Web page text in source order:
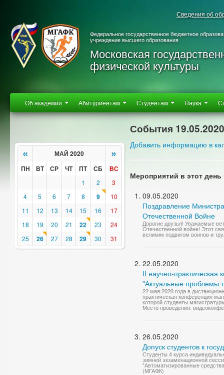
Сведения об
Федеральное государственное бюджетное
учреждение высшего образования
Московская
физической культуры
Об академии Абитуриентам Студентам Наука
« МАЙ 2020 »
ПН ВТ СР ЧТ ПТ СБ ВС
1 2
3
4
5 6 7 8 9
10
11
12 13 14 15 16
17
18
19 20 21 22 23
24
25
26 27 28 29 30 31
События 19.05.2020
Добавить информацию в
Мероприятий в этот день
09.05.2020
Поздравление
Отечественной Войне
Дорогие друзья! Уважаемые
Отечественной войне! Этот
великим подвигом воинов и
22.05.2020
II научно-практическая
"Актуальные проблемы
22 мая 2020 года в
практическая конференция
которой студенты
Место проведения:
26.05.2020
Допуск студентов к
Студенты 4 курса
зимней экзаменационной
"Автоматизированные
(МГАФК)